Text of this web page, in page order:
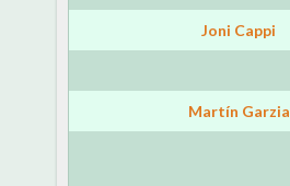
Joni Cappi
Martín Garzia